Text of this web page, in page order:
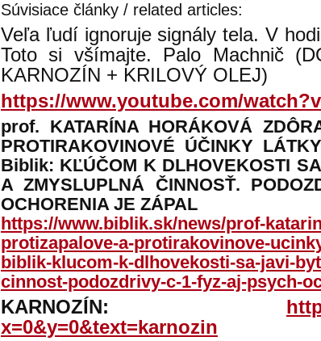
Súvisiace články / related articles:
Veľa ľudí ignoruje signály tela. V
Toto si všímajte. Palo Machnič
KARNOZÍN + KRILOVÝ OLEJ)
https://www.youtube.com/
prof. KATARÍNA HORÁKOVÁ
PROTIRAKOVINOVÉ ÚČINKY
Biblik: KĽÚČOM K DLHOVEKOSTI
A ZMYSLUPLNÁ ČINNOSŤ.
OCHORENIA JE ZÁPAL
https://www.biblik.sk/news/prof-
protizapalove-a-protirakovinove-
biblik-klucom-k-dlhovekosti-sa-javi-
cinnost-podozdrivy-c-1-fyz-aj-psych-
KARNOZÍN:
x=0&y=0&text=karnozin